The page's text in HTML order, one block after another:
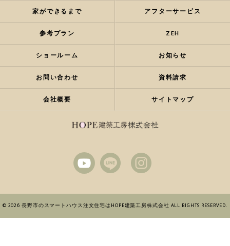
家ができるまで アフターサービス
参考プラン ZEH
ショールーム お知らせ
お問い合わせ 資料請求
会社概要 サイトマップ
© 2026 長野市のスマートハウス注文住宅はHOPE建築工房株式会社 ALL RIGHTS RESERVED.